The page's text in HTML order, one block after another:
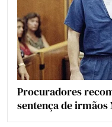
Procuradores
sentença de irmãos